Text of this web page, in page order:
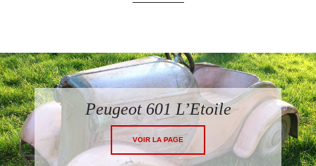
Peugeot 601 L’Etoile
VOIR LA PAGE